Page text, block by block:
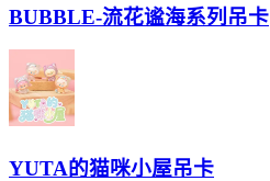
BUBBLE-流花谧海系列吊卡
YUTA的猫咪小屋吊卡